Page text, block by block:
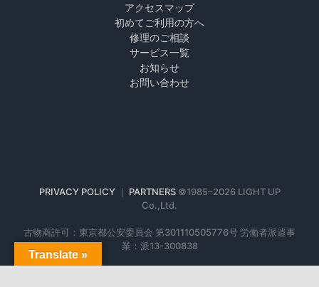
アクセスマップ
初めてご利用の方へ
修理のご相談
サービス一覧
お知らせ
お問い合わせ
PRIVACY POLICY｜ PARTNERS ©1985–2026 LIGHT UP
Co.,Ltd.
古物商許可：東京都公安委員会 第301110505776号 労働者派遣事
業：派13-300838
Translate »